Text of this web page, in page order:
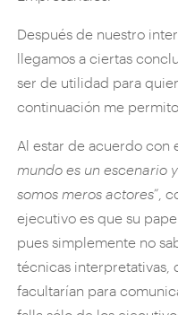
Después de nuestro
llegamos a ciertas
ser de utilidad para
continuación me
Al estar de acuerdo con
mundo es un escenario
somos meros actores” ,
ejecutivo es que su
pues simplemente no
técnicas interpretativas,
facultarían para